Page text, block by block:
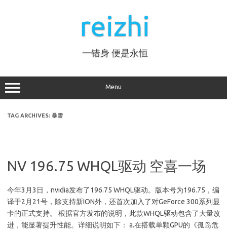
reizhi
一错身 便是永恒
Menu
TAG ARCHIVES: 暴雪
NV 196.75 WHQL驱动 空喜一场
今年3月3日，nvidia发布了196.75 WHQL驱动。版本号为196.75，编
译于2月21号，除支持新ION外，还首次加入了对GeForce 300系列显
卡的正式支持。 根据官方发布的说明，此款WHQL驱动包含了大量改
进，能显著提升性能。详细说明如下： a.在搭载单颗GPU的《孤岛危